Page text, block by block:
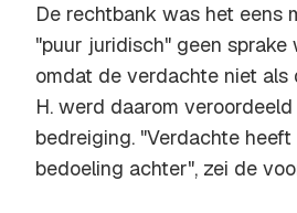
De rechtbank was het eens
"puur juridisch" geen
omdat de verdachte niet
H. werd daarom
bedreiging. "Verdachte
bedoeling achter", zei de